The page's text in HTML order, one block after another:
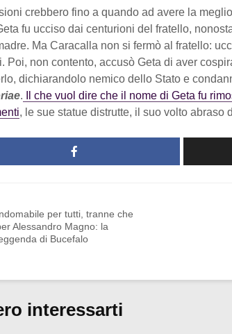
crebbero fino a quando ad avere la
fu ucciso dai centurioni del fratello,
Ma Caracalla non si fermò al fratello:
Poi, non contento, accusò Geta di aver
dichiarandolo nemico dello Stato e
. Il che vuol dire che il nome di Geta fu
, le sue statue distrutte, il suo volto abraso
per tutti, tranne che
Alessandro Magno: la
di Bucefalo
interessarti